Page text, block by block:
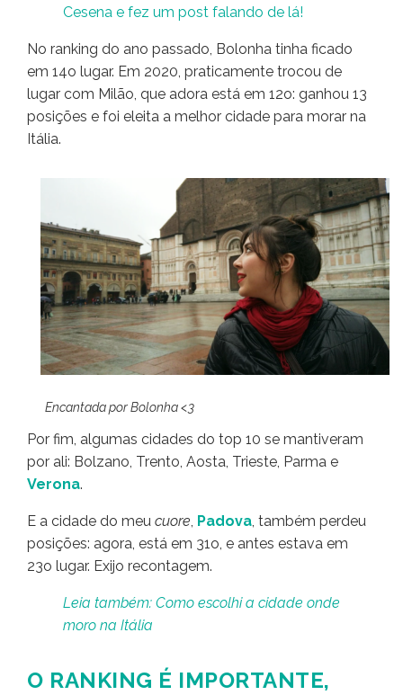
Cesena e fez um post falando de lá!
No ranking do ano passado, Bolonha tinha ficado
em 14o lugar. Em 2020, praticamente trocou de
lugar com Milão, que adora está em 12o: ganhou 13
posições e foi eleita a melhor cidade para morar na
Itália.
Encantada por Bolonha <3
Por fim, algumas cidades do top 10 se mantiveram
por ali: Bolzano, Trento, Aosta, Trieste, Parma e
Verona.
E a cidade do meu cuore, Padova, também perdeu
posições: agora, está em 31o, e antes estava em
23o lugar. Exijo recontagem.
Leia também: Como escolhi a cidade onde
moro na Itália
O RANKING É IMPORTANTE,